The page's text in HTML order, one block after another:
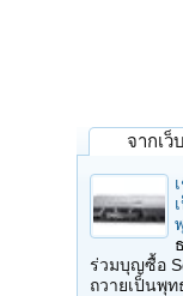
จากเว็
ร่วมบุญซื้อ
ถวายเป็นพุ